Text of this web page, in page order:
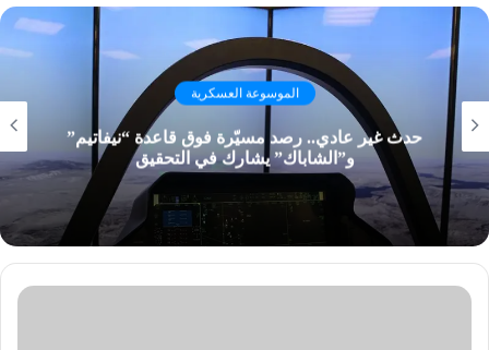
الموسوعة العسكرية
حدث غير عادي.. رصد مسيّرة فوق قاعدة “نيفاتيم”
و”الشاباك” يشارك في التحقيق